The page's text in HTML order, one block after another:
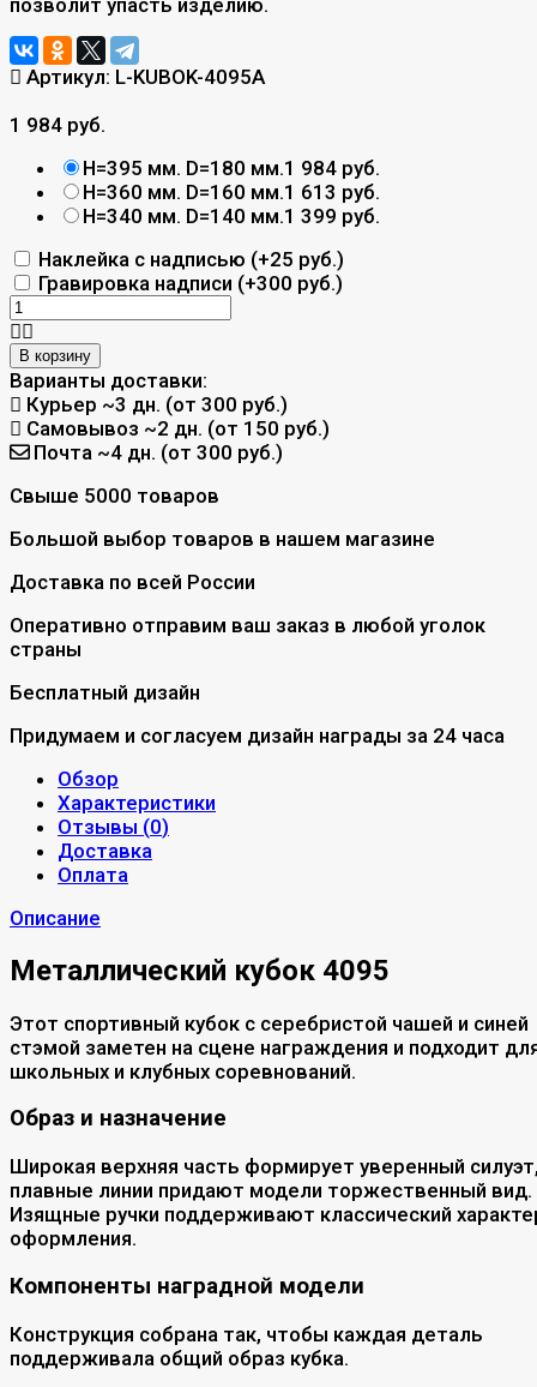
Артикул: L-KUBOK-4095A
1 984 руб.
H=395 мм. D=180 мм.1 984 руб.
H=360 мм. D=160 мм.1 613 руб.
H=340 мм. D=140 мм.1 399 руб.
Наклейка с надписью (+25 руб.)
Гравировка надписи (+300 руб.)
В корзину
Варианты доставки:
Курьер ~3 дн. (от 300 руб.)
Самовывоз ~2 дн. (от 150 руб.)
Почта ~4 дн. (от 300 руб.)
Свыше 5000 товаров
Большой выбор товаров в нашем магазине
Доставка по всей России
Оперативно отправим ваш заказ в любой уголок
страны
Бесплатный дизайн
Придумаем и согласуем дизайн награды за 24 часа
Обзор
Характеристики
Отзывы (0)
Доставка
Оплата
Описание
Металлический кубок 4095
Этот спортивный кубок с серебристой чашей и синей
стэмой заметен на сцене награждения и подходит
школьных и клубных соревнований.
Образ и назначение
Широкая верхняя часть формирует уверенный
плавные линии придают модели торжественный вид.
Изящные ручки поддерживают классический
оформления.
Компоненты наградной модели
Конструкция собрана так, чтобы каждая деталь
поддерживала общий образ кубка.